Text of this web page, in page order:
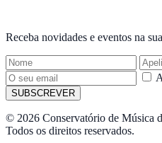
Receba novidades e eventos na
SUBSCREVER
© 2026 Conservatório de Música
Todos os direitos reservados.